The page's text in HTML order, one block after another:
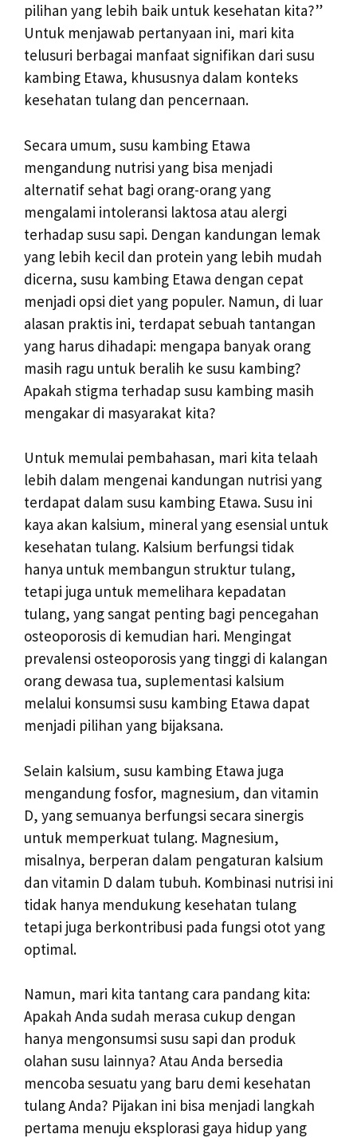
pilihan yang lebih baik untuk kesehatan kita?”
Untuk menjawab pertanyaan ini, mari kita
telusuri berbagai manfaat signifikan dari susu
kambing Etawa, khususnya dalam konteks
kesehatan tulang dan pencernaan.
Secara umum, susu kambing Etawa
mengandung nutrisi yang bisa menjadi
alternatif sehat bagi orang-orang yang
mengalami intoleransi laktosa atau alergi
terhadap susu sapi. Dengan kandungan lemak
yang lebih kecil dan protein yang lebih mudah
dicerna, susu kambing Etawa dengan cepat
menjadi opsi diet yang populer. Namun, di luar
alasan praktis ini, terdapat sebuah tantangan
yang harus dihadapi: mengapa banyak orang
masih ragu untuk beralih ke susu kambing?
Apakah stigma terhadap susu kambing masih
mengakar di masyarakat kita?
Untuk memulai pembahasan, mari kita telaah
lebih dalam mengenai kandungan nutrisi yang
terdapat dalam susu kambing Etawa. Susu ini
kaya akan kalsium, mineral yang esensial untuk
kesehatan tulang. Kalsium berfungsi tidak
hanya untuk membangun struktur tulang,
tetapi juga untuk memelihara kepadatan
tulang, yang sangat penting bagi pencegahan
osteoporosis di kemudian hari. Mengingat
prevalensi osteoporosis yang tinggi di kalangan
orang dewasa tua, suplementasi kalsium
melalui konsumsi susu kambing Etawa dapat
menjadi pilihan yang bijaksana.
Selain kalsium, susu kambing Etawa juga
mengandung fosfor, magnesium, dan vitamin
D, yang semuanya berfungsi secara sinergis
untuk memperkuat tulang. Magnesium,
misalnya, berperan dalam pengaturan kalsium
dan vitamin D dalam tubuh. Kombinasi nutrisi ini
tidak hanya mendukung kesehatan tulang
tetapi juga berkontribusi pada fungsi otot yang
optimal.
Namun, mari kita tantang cara pandang kita:
Apakah Anda sudah merasa cukup dengan
hanya mengonsumsi susu sapi dan produk
olahan susu lainnya? Atau Anda bersedia
mencoba sesuatu yang baru demi kesehatan
tulang Anda? Pijakan ini bisa menjadi langkah
pertama menuju eksplorasi gaya hidup yang